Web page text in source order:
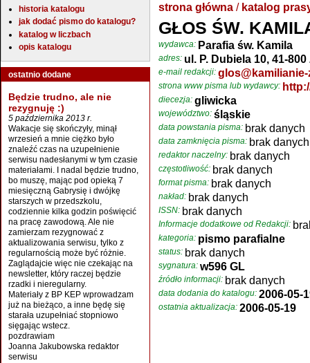
historia katalogu
jak dodać pismo do katalogu?
katalog w liczbach
opis katalogu
ostatnio dodane
Będzie trudno, ale nie
rezygnuję :)
5 października 2013 r.
Wakacje się skończyły, minął
wrzesień a mnie ciężko było
znaleźć czas na uzupełnienie
serwisu nadesłanymi w tym czasie
materiałami. I nadal będzie trudno,
bo muszę, mając pod opieką 7
miesięczną Gabrysię i dwójkę
starszych w przedszkolu,
codziennie kilka godzin poświęcić
na pracę zawodową. Ale nie
zamierzam rezygnować z
aktualizowania serwisu, tylko z
regularnością może być różnie.
Zaglądajcie więc nie czekając na
newsletter, który raczej będzie
rzadki i nieregularny.
Materiały z BP KEP wprowadzam
już na bieżąco, a inne będę się
starała uzupełniać stopniowo
sięgając wstecz.
pozdrawiam
Joanna Jakubowska redaktor
serwisu
strona główna / katalog
GŁOS ŚW.
wydawca: Parafia św. Kamila
adres: ul. P. Dubiela 10, 41-
e-mail redakcji:
strona www pisma lub wydawcy:
diecezja: gliwicka
województwo: śląskie
data powstania pisma: brak danych
data zamknięcia pisma: brak danych
redaktor naczelny: brak danych
częstotliwość: brak danych
format pisma: brak danych
nakład: brak danych
ISSN: brak danych
Informacje dodatkowe od Redakcji:
kategoria: pismo parafialne
status: brak danych
sygnatura: w596 GL
źródło informacji: brak danych
data dodania do katalogu: 2006-05-
ostatnia aktualizacja: 2006-05-19